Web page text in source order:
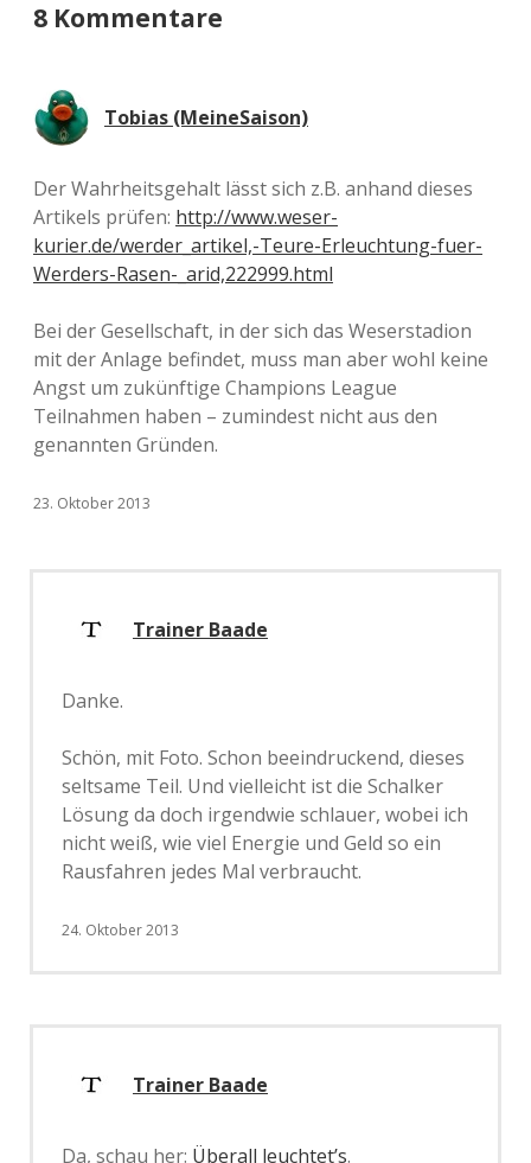
8 Kommentare
Tobias (MeineSaison)
Der Wahrheitsgehalt lässt sich z.B. anhand dieses
Artikels prüfen: http://www.weser-
kurier.de/werder_artikel,-Teure-Erleuchtung-fuer-
Werders-Rasen-_arid,222999.html
Bei der Gesellschaft, in der sich das Weserstadion
mit der Anlage befindet, muss man aber wohl keine
Angst um zukünftige Champions League
Teilnahmen haben – zumindest nicht aus den
genannten Gründen.
23. Oktober 2013
Trainer Baade
Danke.
Schön, mit Foto. Schon beeindruckend, dieses
seltsame Teil. Und vielleicht ist die Schalker
Lösung da doch irgendwie schlauer, wobei ich
nicht weiß, wie viel Energie und Geld so ein
Rausfahren jedes Mal verbraucht.
24. Oktober 2013
Trainer Baade
Da, schau her: Überall leuchtet’s.